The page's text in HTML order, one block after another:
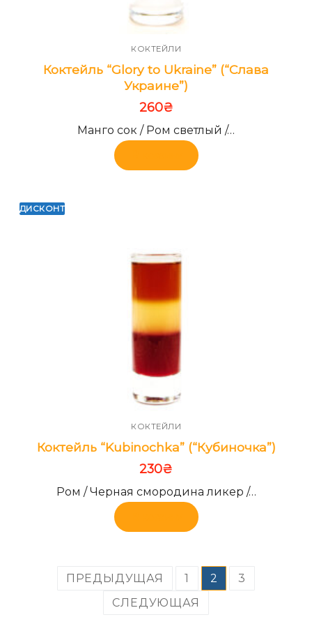
КОКТЕЙЛИ
Коктейль “Glory to Ukraine” (“Слава
Украине”)
260₴
Манго сок / Ром светлый /…
ДИСКОНТ
КОКТЕЙЛИ
Коктейль “Kubinochka” (“Кубиночка”)
230₴
Ром / Черная смородина ликер /…
Навигация
ПРЕДЫДУЩАЯ 1 2
3
СЛЕДУЮЩАЯ